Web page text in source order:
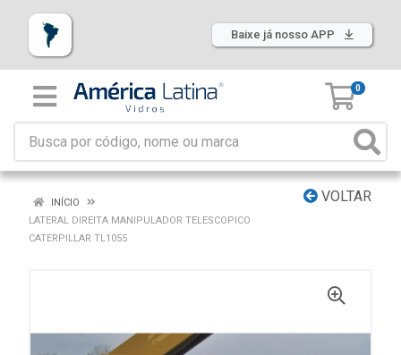
Baixe já nosso APP
0
VOLTAR
INÍCIO
LATERAL DIREITA MANIPULADOR TELESCOPICO
CATERPILLAR TL1055